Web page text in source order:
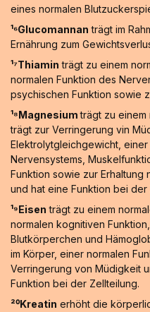
eines normalen
¹⁶Glucomannan trägt im
Ernährung zum
¹⁷Thiamin trägt zu einem
normalen Funktion des
psychischen Funktion sowie
¹⁸Magnesiumträgt zu einem
trägt zur Verringerung vin
Elektrolytgleichgewicht,
Nervensystems,
Funktion sowie zur Erhaltung
und hat eine Funktion bei der
¹⁹Eisen trägt zu einem
normalen kognitiven
Blutkörperchen und
im Körper, einer normalen
Verringerung von Müdigkeit
Funktion bei der Zellteilung.
²⁰Kreatin erhöht die